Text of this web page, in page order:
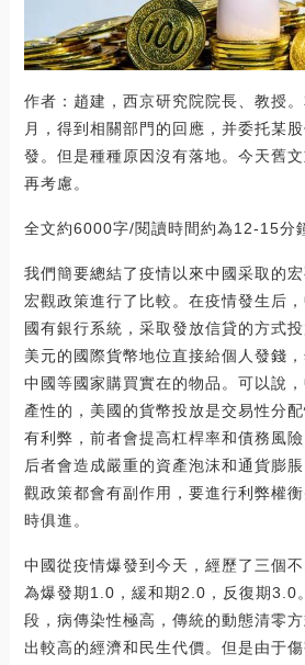
作者：趙建，西京研究院院長、教授
月，得到相關部門的回應，并委托某
發。但是種種原因沒有落地。今天舊
再考慮。
全文約6000字/閱讀時間約為12-15分
我們簡要總結了疫情以來中國采取的
宏觀政策進行了比較。在疫情發生后
國有銀行系統，采取發放信貸的方式
美元的國際貨幣地位直接給個人發錢
中國等國家購買實在的物品。可以說
產性的，美國的貨幣投放是交易性分
有利弊，前者會提高杠桿率和債務風險
后者會造成嚴重的資產泡沫和通貨膨
觀政策都會有副作用，要進行利弊權
時俱進。
中國從疫情爆發到今天，經歷了三個
為爆發期1.0，緩和期2.0，反復期3.0
段，病傳染性極高，傳統的動態清零
出較高的經濟和民生代價。但是由于